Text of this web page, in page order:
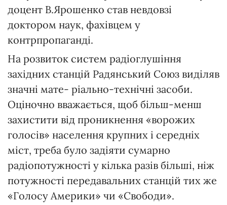
доцент В.Ярошенко став невдовзі
доктором наук, фахівцем у
контрпропаганді.
На розвиток систем радіоглушіння
західних станцій Радянський Союз виділяв
значні мате- ріально-технічні засоби.
Оціночно вважається, щоб більш-менш
захистити від проникнення «ворожих
голосів» населення крупних і середніх
міст, треба було задіяти сумарно
радіопотужності у кілька разів більші, ніж
потужності передавальних станцій тих же
«Голосу Америки» чи «Свободи».